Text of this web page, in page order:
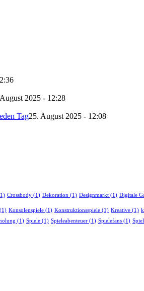
2025 - 12:28
Tag25. August 2025 - 12:08
Crossbody (1) Dekoration (1) Designmarkt (1) Digitale
(1) Konsolenspiele (1) Konstruktionsspiele (1) Kreative (1)
(1) Spiele (1) Spieleabenteuer (1) Spielefans (1)